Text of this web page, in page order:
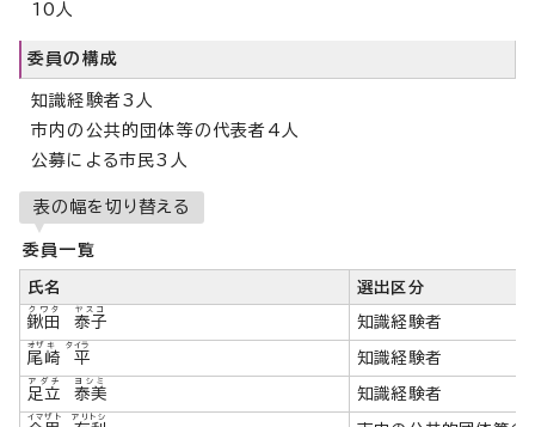
10人
委員の構成
知識経験者3人
市内の公共的団体等の代表者4人
公募による市民3人
表の幅を切り替える
委員一覧
氏名 選出区分
鍬田 泰子
クワタ ヤスコ
知識経験者
尾崎 平
オザキ タイラ
知識経験者
足立 泰美
アダチ ヨシミ
知識経験者
イマザト アリトシ